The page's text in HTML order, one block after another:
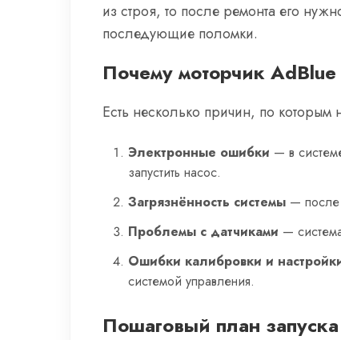
из строя, то после ремонта его
последующие поломки.
Почему моторчик
Есть несколько причин, по которым
Электронные ошибки — в
запустить насос.
Загрязнённость системы — после
Проблемы с датчиками —
Ошибки калибровки и
системой управления.
Пошаговый план